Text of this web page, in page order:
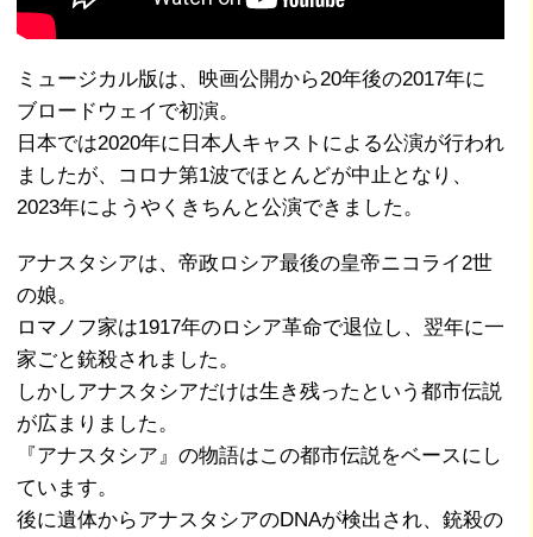
ミュージカル版は、映画公開から20年後の2017年に
ブロードウェイで初演。
日本では2020年に日本人キャストによる公演が行われ
ましたが、コロナ第1波でほとんどが中止となり、
2023年にようやくきちんと公演できました。
アナスタシアは、帝政ロシア最後の皇帝ニコライ2世
の娘。
ロマノフ家は1917年のロシア革命で退位し、翌年に一
家ごと銃殺されました。
しかしアナスタシアだけは生き残ったという都市伝説
が広まりました。
『アナスタシア』の物語はこの都市伝説をベースにし
ています。
後に遺体からアナスタシアのDNAが検出され、銃殺の